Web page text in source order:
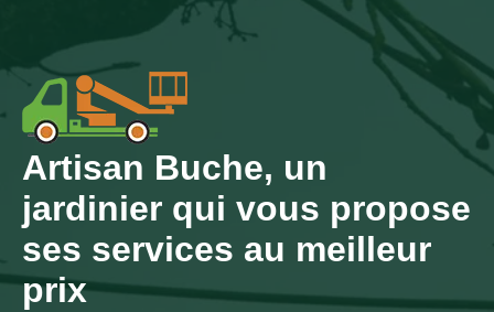
Artisan Buche, un
jardinier qui vous propose
ses services au meilleur
prix